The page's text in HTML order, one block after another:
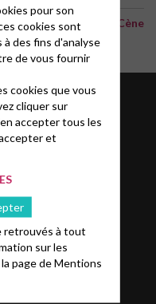
d'intercession avec Cène
2026
2026
2025
2025
2025
2025
2025
2024
pour son
cookies sont
des fins d'analyse
de vous fournir
cookies que vous
cliquer sur
accepter tous les
et
retrouvés à tout
sur les
page deMentions